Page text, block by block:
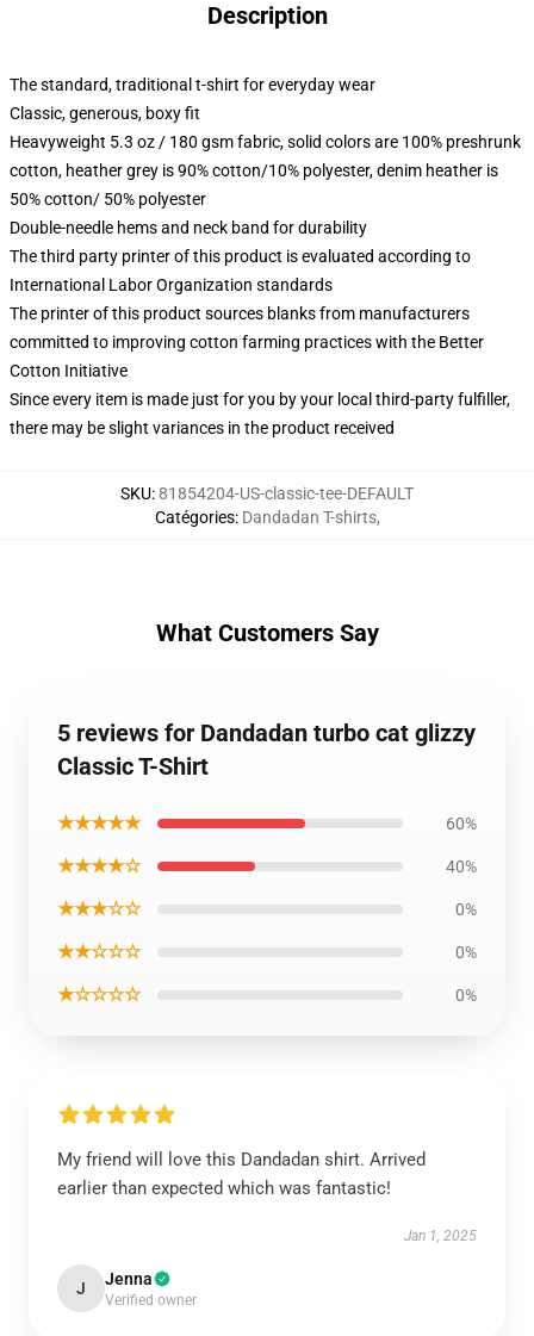
Description
The standard, traditional t-shirt for everyday wear
Classic, generous, boxy fit
Heavyweight 5.3 oz / 180 gsm fabric, solid colors are 100% preshrunk
cotton, heather grey is 90% cotton/10% polyester, denim heather is
50% cotton/ 50% polyester
Double-needle hems and neck band for durability
The third party printer of this product is evaluated according to
International Labor Organization standards
The printer of this product sources blanks from manufacturers
committed to improving cotton farming practices with the Better
Cotton Initiative
Since every item is made just for you by your local third-party fulfiller,
there may be slight variances in the product received
SKU:81854204-US-classic-tee-DEFAULT
Catégories: Dandadan T-shirts,
What Customers Say
5 reviews for Dandadan turbo cat glizzy
Classic T-Shirt
★★★★★ 60%
★★★★☆ 40%
★★★☆☆ 0%
★★☆☆☆ 0%
★☆☆☆☆ 0%
My friend will love this Dandadan shirt. Arrived
earlier than expected which was fantastic!
Jan 1, 2025
J Jenna
Verified owner